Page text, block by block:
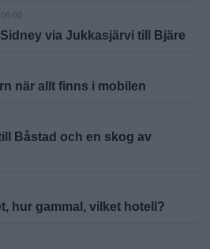
via Jukkasjärvi till Bjäre
när allt finns i mobilen
Båstad och en skog av
hur gammal, vilket hotell?